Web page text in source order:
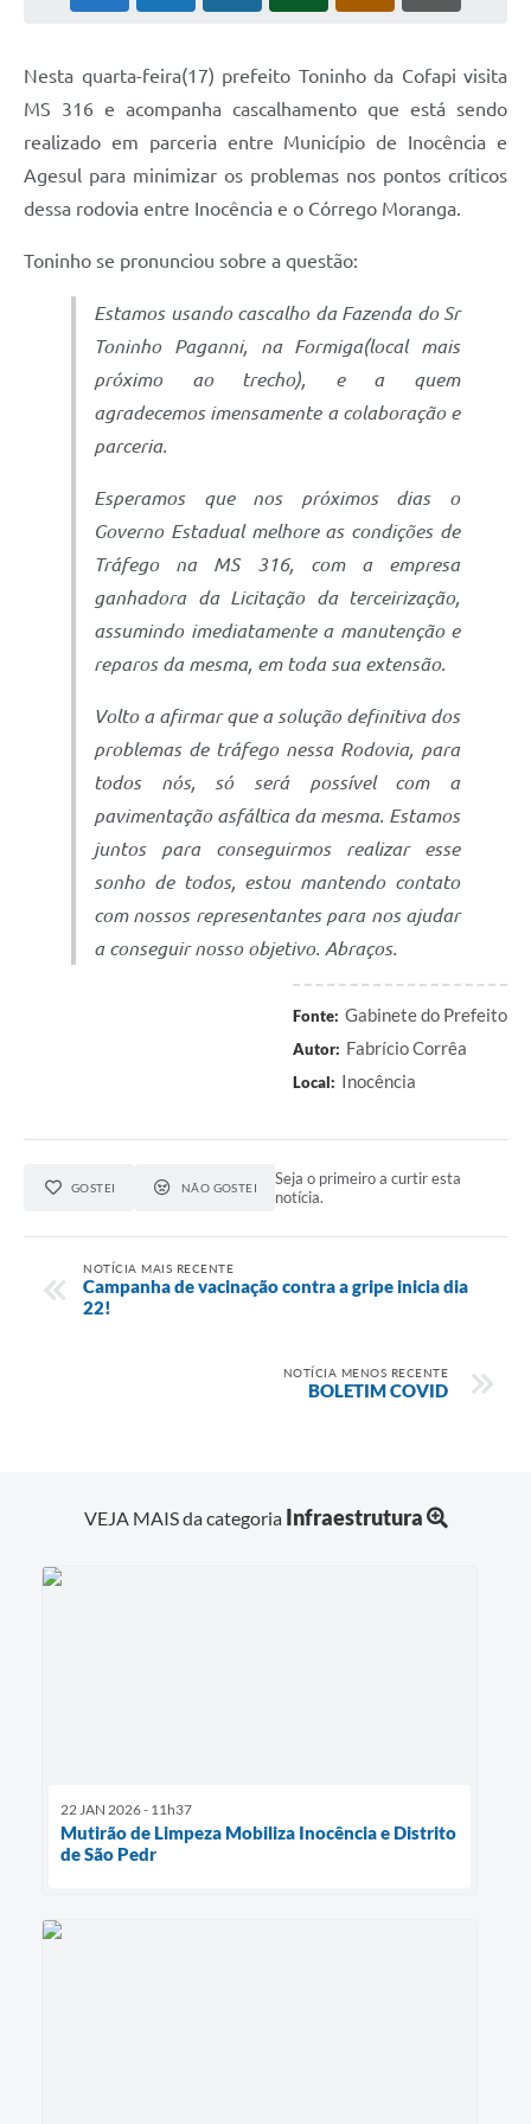
Instrumentos de Gestão - SAÚDE
Recursos Liberados
Plano Estratégico
Empresa Inidônea
LGPD - Governo Digital
Fale conosco
Perguntas e respostas frequentes
Nesta quarta-feira(17) prefeito Toninho da Cofapi visita
MS 316 e acompanha cascalhamento que está sendo
realizado em parceria entre Município de Inocência e
Agesul para minimizar os problemas nos pontos críticos
dessa rodovia entre Inocência e o Córrego Moranga.
Toninho se pronunciou sobre a questão:
Estamos usando cascalho da Fazenda do Sr
Toninho Paganni, na Formiga(local mais
próximo ao trecho), e a quem
agradecemos imensamente a colaboração e
parceria.
Esperamos que nos próximos dias o
Governo Estadual melhore as condições de
Tráfego na MS 316, com a empresa
ganhadora da Licitação da terceirização,
assumindo imediatamente a manutenção e
reparos da mesma, em toda sua extensão.
Volto a afirmar que a solução definitiva dos
problemas de tráfego nessa Rodovia, para
todos nós, só será possível com a
pavimentação asfáltica da mesma. Estamos
juntos para conseguirmos realizar esse
sonho de todos, estou mantendo contato
com nossos representantes para nos ajudar
a conseguir nosso objetivo. Abraços.
Fonte: Gabinete do Prefeito
Autor: Fabrício Corrêa
Local: Inocência
GOSTEI NÃO GOSTEI
Seja o primeiro a curtir esta
notícia.
NOTÍCIA MAIS RECENTE
Campanha de vacinação contra a gripe inicia dia
22!
NOTÍCIA MENOS RECENTE
BOLETIM COVID
VEJA MAIS da categoria Infraestrutura
22 JAN 2026 - 11h37
Mutirão de Limpeza Mobiliza Inocência e Distrito
de São Pedr